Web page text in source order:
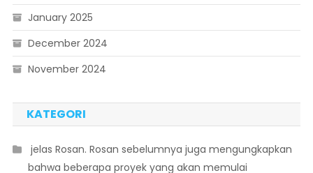
January 2025
December 2024
November 2024
KATEGORI
 jelas Rosan. Rosan sebelumnya juga mengungkapkan
bahwa beberapa proyek yang akan memulai